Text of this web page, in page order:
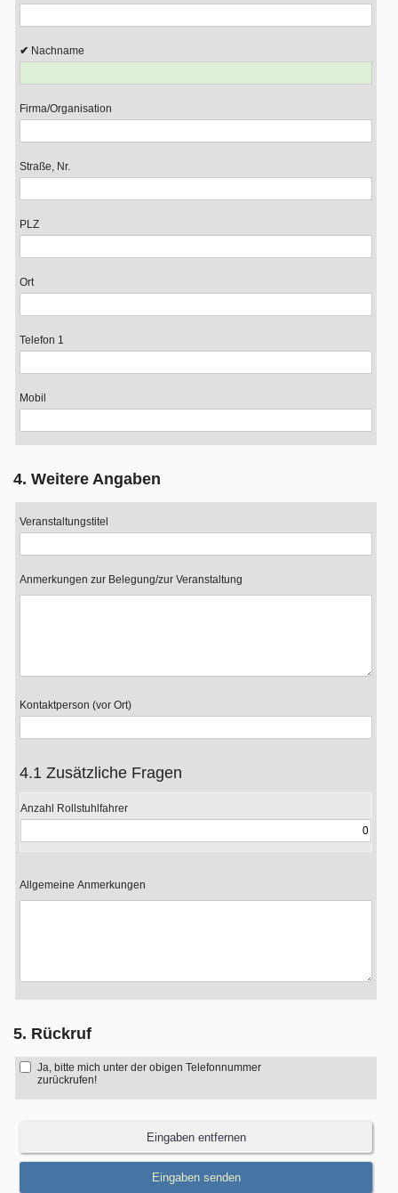
Nachname
Firma/Organisation
Straße, Nr.
PLZ
Ort
Telefon 1
Mobil
4. Weitere Angaben
Veranstaltungstitel
Anmerkungen zur Belegung/zur Veranstaltung
Kontaktperson (vor Ort)
4.1 Zusätzliche Fragen
Anzahl Rollstuhlfahrer
Allgemeine Anmerkungen
5. Rückruf
Ja, bitte mich unter der obigen Telefonnummer
zurückrufen!